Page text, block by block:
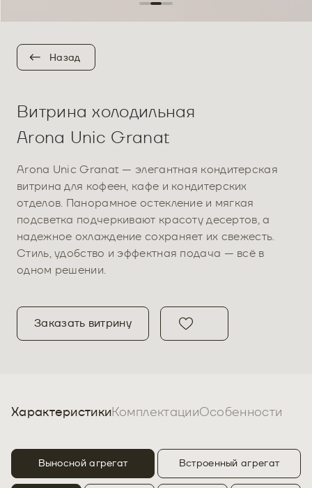
Назад
Витрина холодильная
Arona Unic Granat
Arona Unic Granat — элегантная кондитерская
витрина для кофеен, кафе и кондитерских
отделов. Панорамное остекление и мягкая
подсветка подчеркивают красоту десертов, а
надежное охлаждение сохраняет их свежесть.
Стиль, удобство и эффектная подача — всё в
одном решении.
Заказать витрину
ХарактеристикиКомплектацииОсобенности
Выносной агрегат Встроенный агрегат